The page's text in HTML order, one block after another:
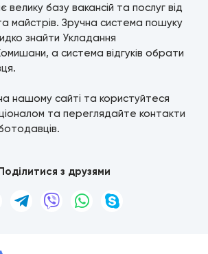
велику базу вакансій та послуг від
майстрів. Зручна система пошуку
знайти Укладання
а система відгуків обрати
нашому сайті та користуйтеся
та переглядайте контакти
з друзями